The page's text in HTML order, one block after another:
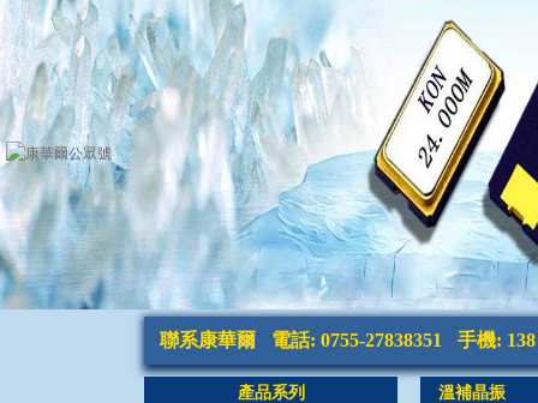
聯系康華爾 電話: 0755-27838351 手機: 138
產品系列 溫補晶振